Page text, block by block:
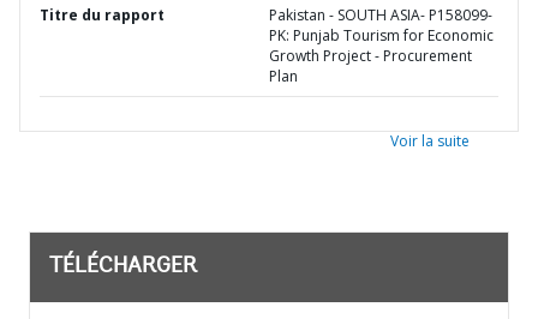
Titre du rapport
Pakistan - SOUTH ASIA- P158099-
PK: Punjab Tourism for Economic
Growth Project - Procurement
Plan
Voir la suite
TÉLÉCHARGER